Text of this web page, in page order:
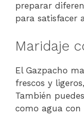
preparar
para satisfacer
Maridaje
El Gazpacho
frescos y
También
como agua